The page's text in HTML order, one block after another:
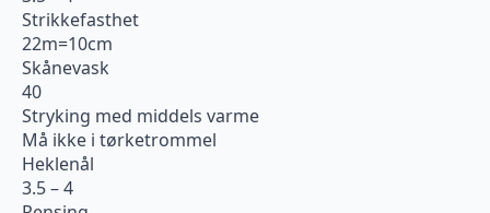
kr 49.
kr 24,50.
Strikkefasthet
22m=10cm
Skånevask
40
Stryking med middels varme
Må ikke i tørketrommel
Heklenål
3.5 – 4